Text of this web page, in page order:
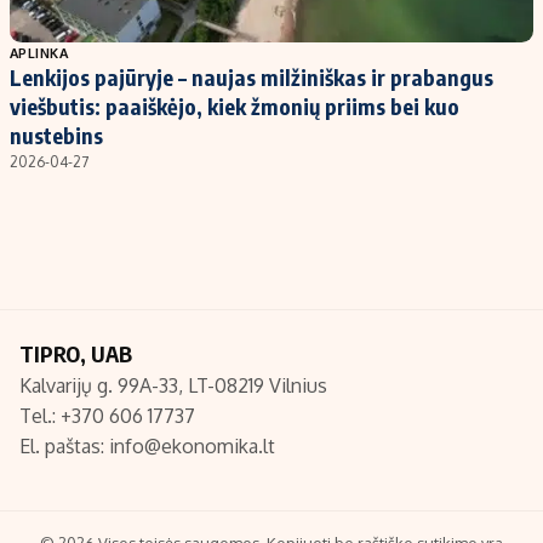
Populiarios temos
Investavimas
Akcijų rinka
Saulės elektrinės
Titulinis
Nedarbo išmokos skaičiuoklė
Redakcija
Apie mus
Redakcijos politika
APLINKA
Lenkijos pajūryje – naujas milžiniškas ir prabangus
viešbutis: paaiškėjo, kiek žmonių priims bei kuo
nustebins
2026-04-27
TIPRO, UAB
Kalvarijų g. 99A-33, LT-08219 Vilnius
Tel.: +370 606 17737
El. paštas: info@ekonomika.lt